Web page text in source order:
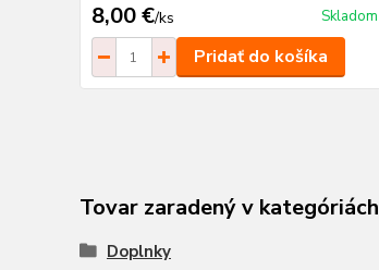
8,00 €/ks Skladom
Pridať do košíka
Tovar zaradený v kategóriách
Doplnky